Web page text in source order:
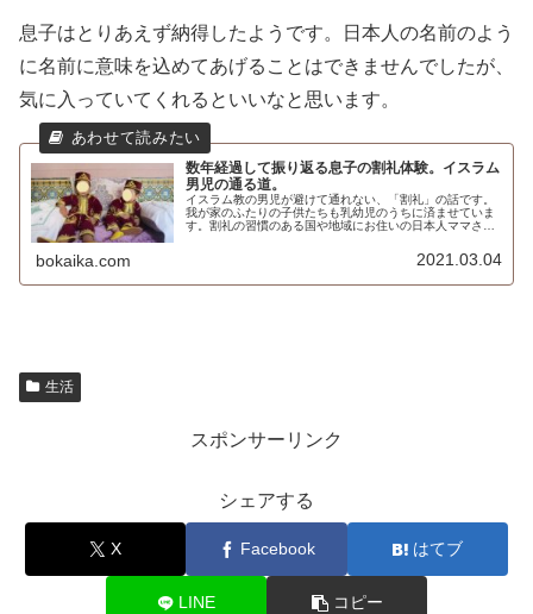
息子はとりあえず納得したようです。日本人の名前のよう
に名前に意味を込めてあげることはできませんでしたが、
気に入っていてくれるといいなと思います。
数年経過して振り返る息子の割礼体験。イスラム
男児の通る道。
イスラム教の男児が避けて通れない、「割礼」の話です。
我が家のふたりの子供たちも乳幼児のうちに済ませていま
す。割礼の習慣のある国や地域にお住いの日本人ママさん
bokaika.com 2021.03.04
生活
スポンサーリンク
シェアする
X Facebook はてブ
LINE コピー